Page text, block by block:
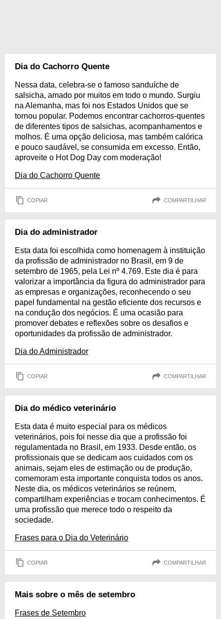
Dia do Cachorro Quente
Nessa data, celebra-se o famoso sanduíche de
salsicha, amado por muitos em todo o mundo. Surgiu
na Alemanha, mas foi nos Estados Unidos que se
tornou popular. Podemos encontrar cachorros-quentes
de diferentes tipos de salsichas, acompanhamentos e
molhos. É uma opção deliciosa, mas também calórica
e pouco saudável, se consumida em excesso. Então,
aproveite o Hot Dog Day com moderação!
Dia do Cachorro Quente
COPIAR COMPARTILHAR
Dia do administrador
Esta data foi escolhida como homenagem à instituição
da profissão de administrador no Brasil, em 9 de
setembro de 1965, pela Lei nº 4.769. Este dia é para
valorizar a importância da figura do administrador para
as empresas e organizações, reconhecendo o seu
papel fundamental na gestão eficiente dos recursos e
na condução dos negócios. É uma ocasião para
promover debates e reflexões sobre os desafios e
oportunidades da profissão de administrador.
Dia do Administrador
COPIAR COMPARTILHAR
Dia do médico veterinário
Esta data é muito especial para os médicos
veterinários, pois foi nesse dia que a profissão foi
regulamentada no Brasil, em 1933. Desde então, os
profissionais que se dedicam aos cuidados com os
animais, sejam eles de estimação ou de produção,
comemoram esta importante conquista todos os anos.
Neste dia, os médicos veterinários se reúnem,
compartilham experiências e trocam conhecimentos. É
uma profissão que merece todo o respeito da
sociedade.
Frases para o Dia do Veterinário
COPIAR COMPARTILHAR
Mais sobre o mês de setembro
Frases de Setembro